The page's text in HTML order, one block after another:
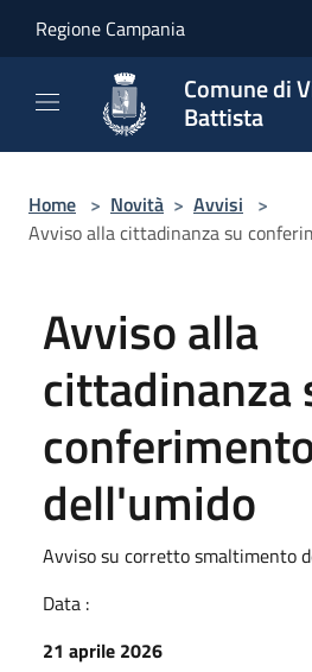
Regione Campania
Comune di
Battista
Home > Novità > Avvisi >
Avviso alla cittadinanza su
Avviso alla
cittadinanza
dell'umido
Avviso su corretto smaltimento
Data :
21 aprile 2026